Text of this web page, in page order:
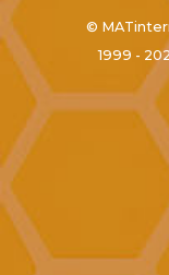
©
1999 -